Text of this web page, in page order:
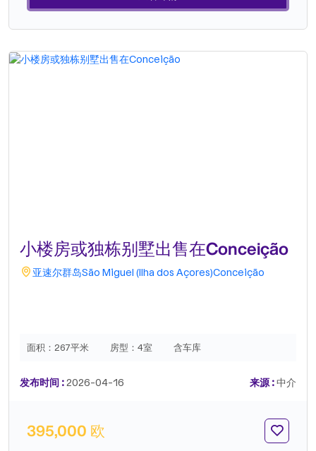
球领先的房地产品牌之一。选择 ONE 的理由Realty ONE 集团
20 年的经验，业务遍及 26 个国家，并持续在全球范围内扩
张。Realty ONE 集团总裁 Vinnie Tracey 先生掌舵该品牌，他
曾领导全球领先的房地产公司长达 40 年。凭借其丰富的经验，
小楼房或独栋别墅出售在Conceição
亚速尔群岛São Miguel (Ilha dos Açores)Conceição
面积： 267平米 房型： 4室 含车库
发布时间 :2026-04-16 来源 :中介
395,000 欧